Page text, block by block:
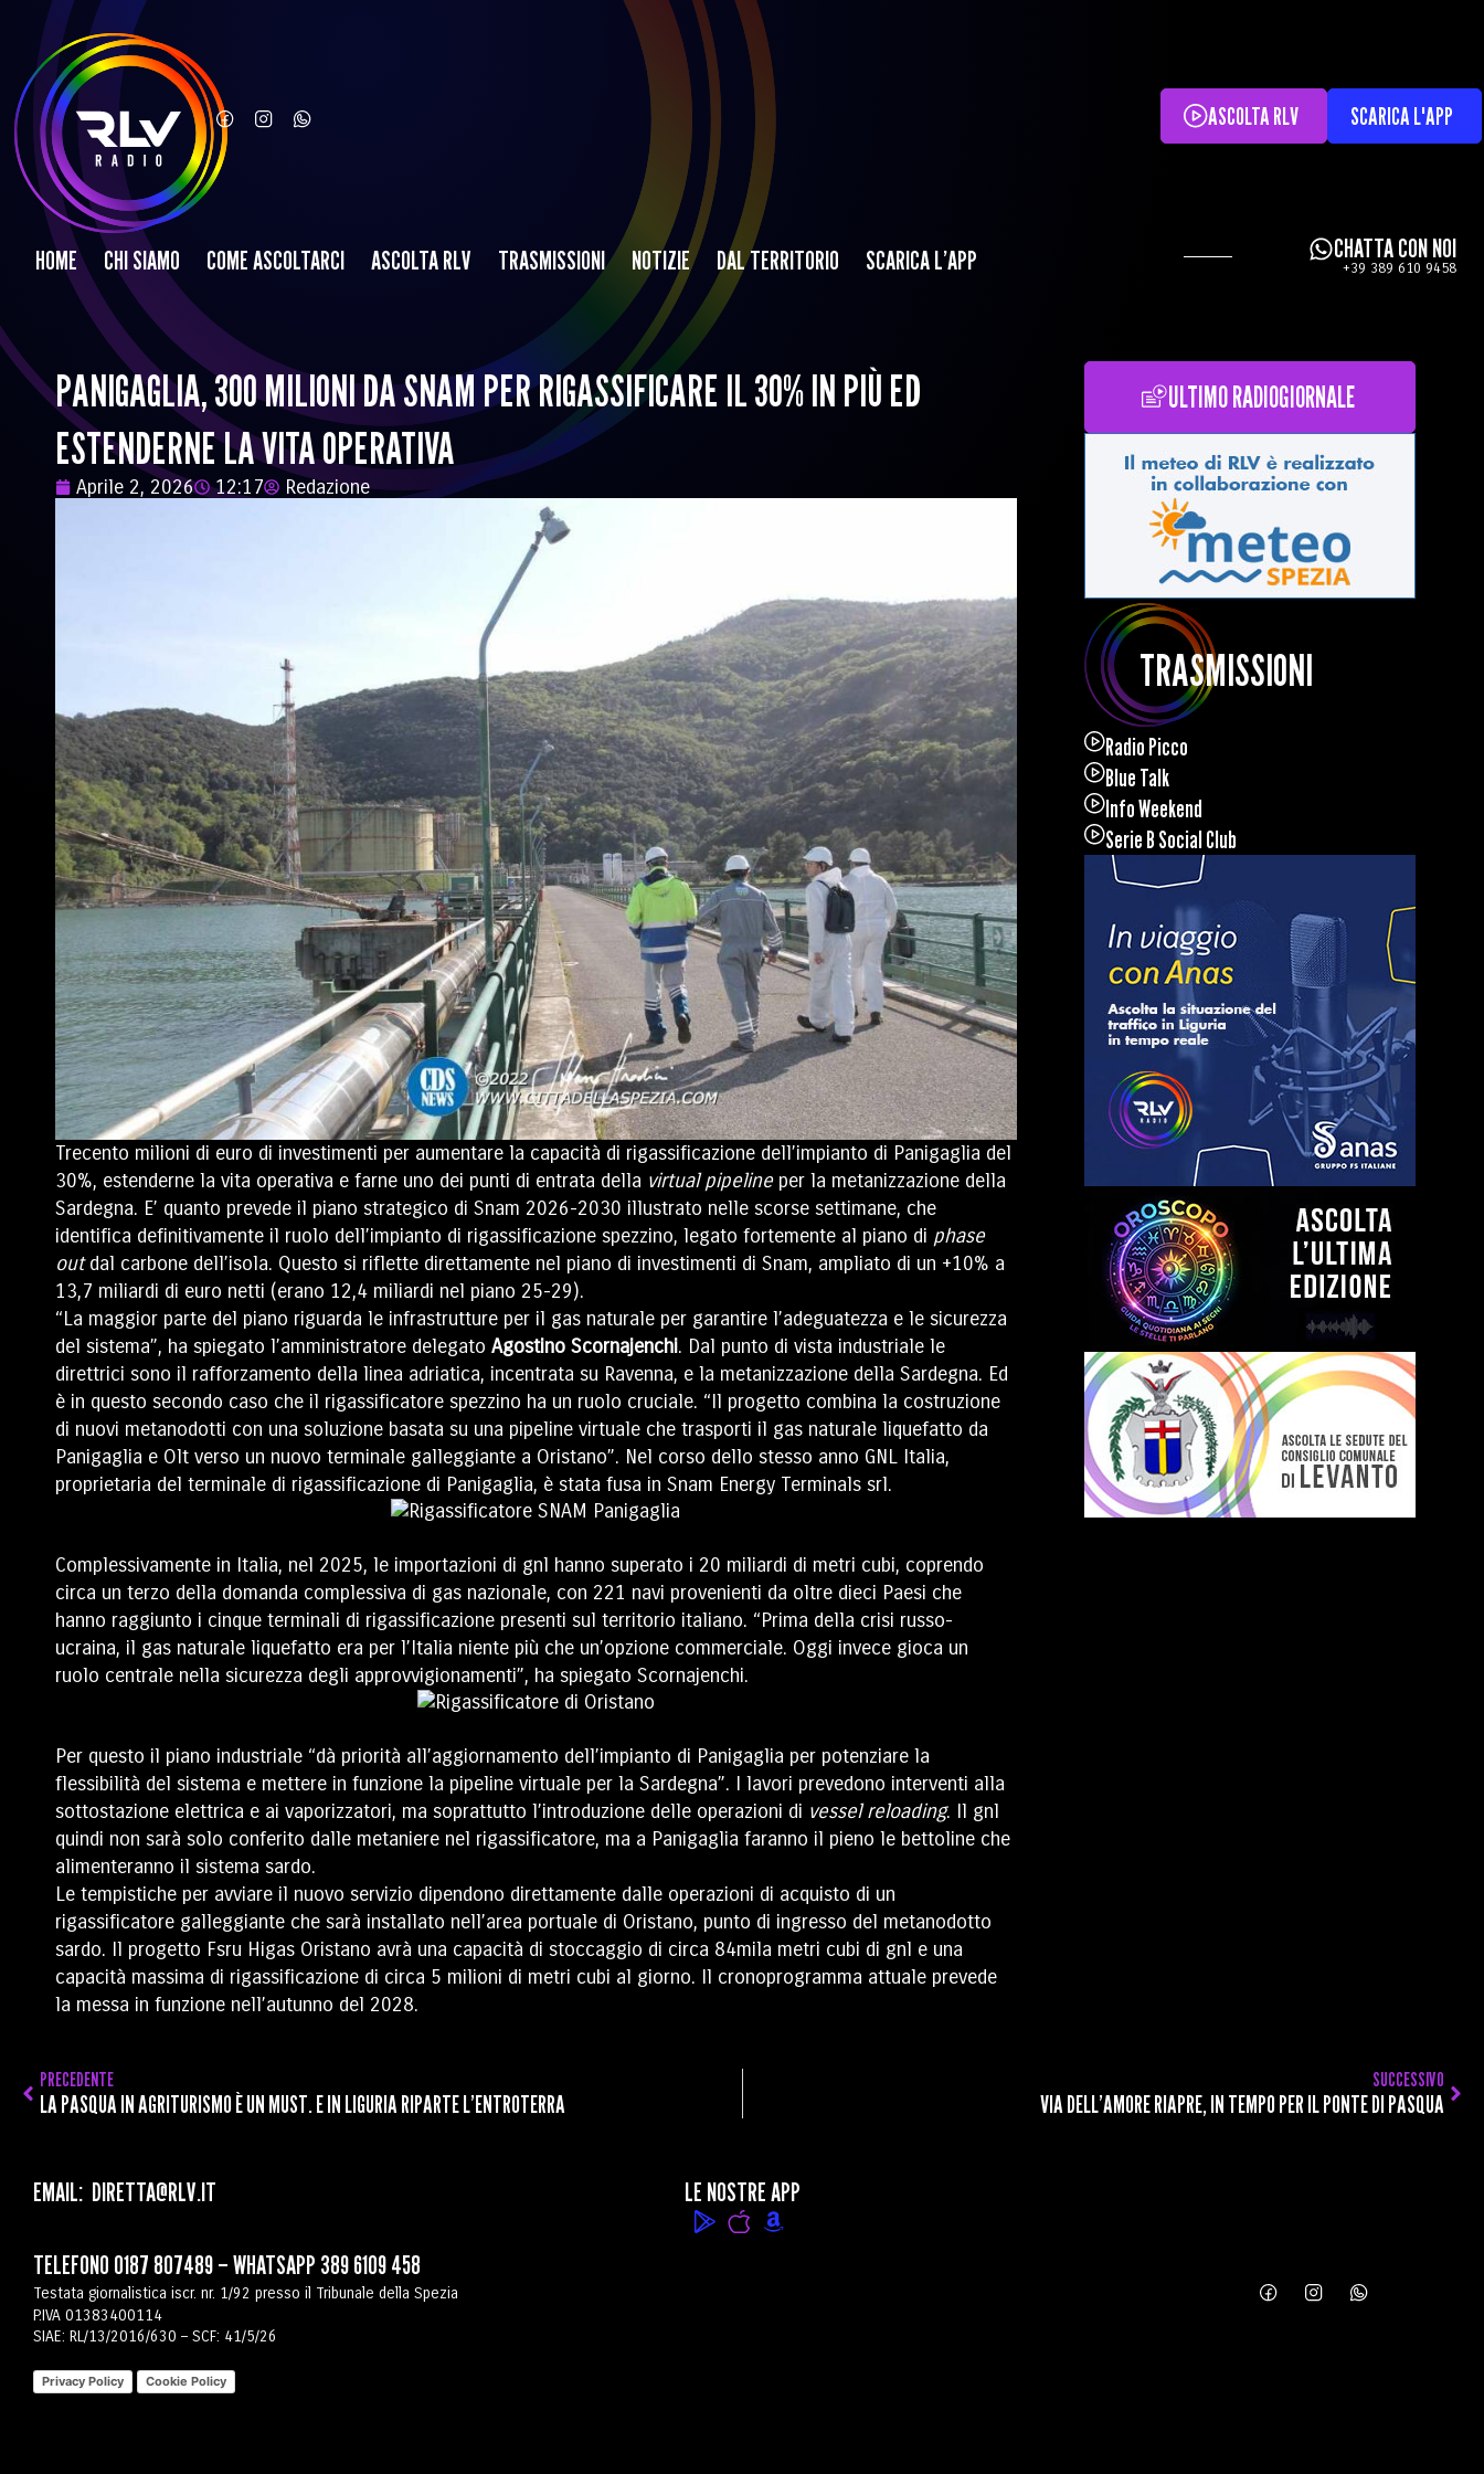
ASCOLTA RLV SCARICA L'APP
HOME CHI SIAMO COME ASCOLTARCI ASCOLTA RLV TRASMISSIONI NOTIZIE DAL TERRITORIO SCARICA L’APP CHATTA CON NOI
+39 389 610 9458
PANIGAGLIA, 300 MILIONI DA SNAM PER RIGASSIFICARE IL 30% IN PIÙ ED
ESTENDERNE LA VITA OPERATIVA
Aprile 2, 2026 12:17 Redazione
Trecento milioni di euro di investimenti per aumentare la capacità di rigassificazione dell’impianto di Panigaglia del
30%, estenderne la vita operativa e farne uno dei punti di entrata della virtual pipelineper la metanizzazione della
Sardegna. E’ quanto prevede il piano strategico di Snam 2026-2030 illustrato nelle scorse settimane, che
identifica definitivamente il ruolo dell’impianto di rigassificazione spezzino, legato fortemente al piano di phase
outdal carbone dell’isola. Questo si riflette direttamente nel piano di investimenti di Snam, ampliato di un +10% a
13,7 miliardi di euro netti (erano 12,4 miliardi nel piano 25-29).
“La maggior parte del piano riguarda le infrastrutture per il gas naturale per garantire l’adeguatezza e le sicurezza
del sistema”, ha spiegato l’amministratore delegato Agostino Scornajenchi. Dal punto di vista industriale le
direttrici sono il rafforzamento della linea adriatica, incentrata su Ravenna, e la metanizzazione della Sardegna. Ed
è in questo secondo caso che il rigassificatore spezzino ha un ruolo cruciale. “Il progetto combina la costruzione
di nuovi metanodotti con una soluzione basata su una pipeline virtuale che trasporti il gas naturale liquefatto da
Panigaglia e Olt verso un nuovo terminale galleggiante a Oristano”. Nel corso dello stesso anno GNL Italia,
proprietaria del terminale di rigassificazione di Panigaglia, è stata fusa in Snam Energy Terminals srl.
Complessivamente in Italia, nel 2025, le importazioni di gnl hanno superato i 20 miliardi di metri cubi, coprendo
circa un terzo della domanda complessiva di gas nazionale, con 221 navi provenienti da oltre dieci Paesi che
hanno raggiunto i cinque terminali di rigassificazione presenti sul territorio italiano. “Prima della crisi russo-
ucraina, il gas naturale liquefatto era per l’Italia niente più che un’opzione commerciale. Oggi invece gioca un
ruolo centrale nella sicurezza degli approvvigionamenti”, ha spiegato Scornajenchi.
Per questo il piano industriale “dà priorità all’aggiornamento dell’impianto di Panigaglia per potenziare la
flessibilità del sistema e mettere in funzione la pipeline virtuale per la Sardegna”. I lavori prevedono interventi alla
sottostazione elettrica e ai vaporizzatori, ma soprattutto l’introduzione delle operazioni di vessel reloading. Il gnl
quindi non sarà solo conferito dalle metaniere nel rigassificatore, ma a Panigaglia faranno il pieno le bettoline che
alimenteranno il sistema sardo.
Le tempistiche per avviare il nuovo servizio dipendono direttamente dalle operazioni di acquisto di un
rigassificatore galleggiante che sarà installato nell’area portuale di Oristano, punto di ingresso del metanodotto
sardo. Il progetto Fsru Higas Oristano avrà una capacità di stoccaggio di circa 84mila metri cubi di gnl e una
capacità massima di rigassificazione di circa 5 milioni di metri cubi al giorno. Il cronoprogramma attuale prevede
la messa in funzione nell’autunno del 2028.
ULTIMO RADIOGIORNALE
TRASMISSIONI
Radio Picco
Blue Talk
Info Weekend
Serie B Social Club
PRECEDENTE
LA PASQUA IN AGRITURISMO È UN MUST. E IN LIGURIA RIPARTE L’ENTROTERRA
SUCCESSIVO
VIA DELL’AMORE RIAPRE, IN TEMPO PER IL PONTE DI PASQUA
EMAIL: DIRETTA@RLV.IT
TELEFONO 0187 807489– WHATSAPP 389 6109 458
Testata giornalistica iscr. nr. 1/92 presso il Tribunale della Spezia
P.IVA 01383400114
SIAE: RL/13/2016/630 – SCF: 41/5/26
Privacy Policy Cookie Policy
LE NOSTRE APP